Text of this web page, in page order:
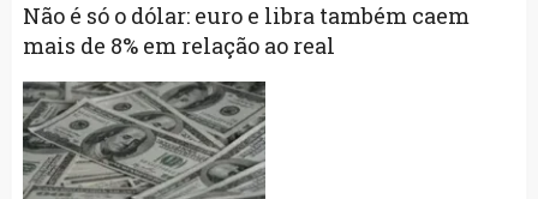
Não é só o dólar: euro e libra também caem
mais de 8% em relação ao real